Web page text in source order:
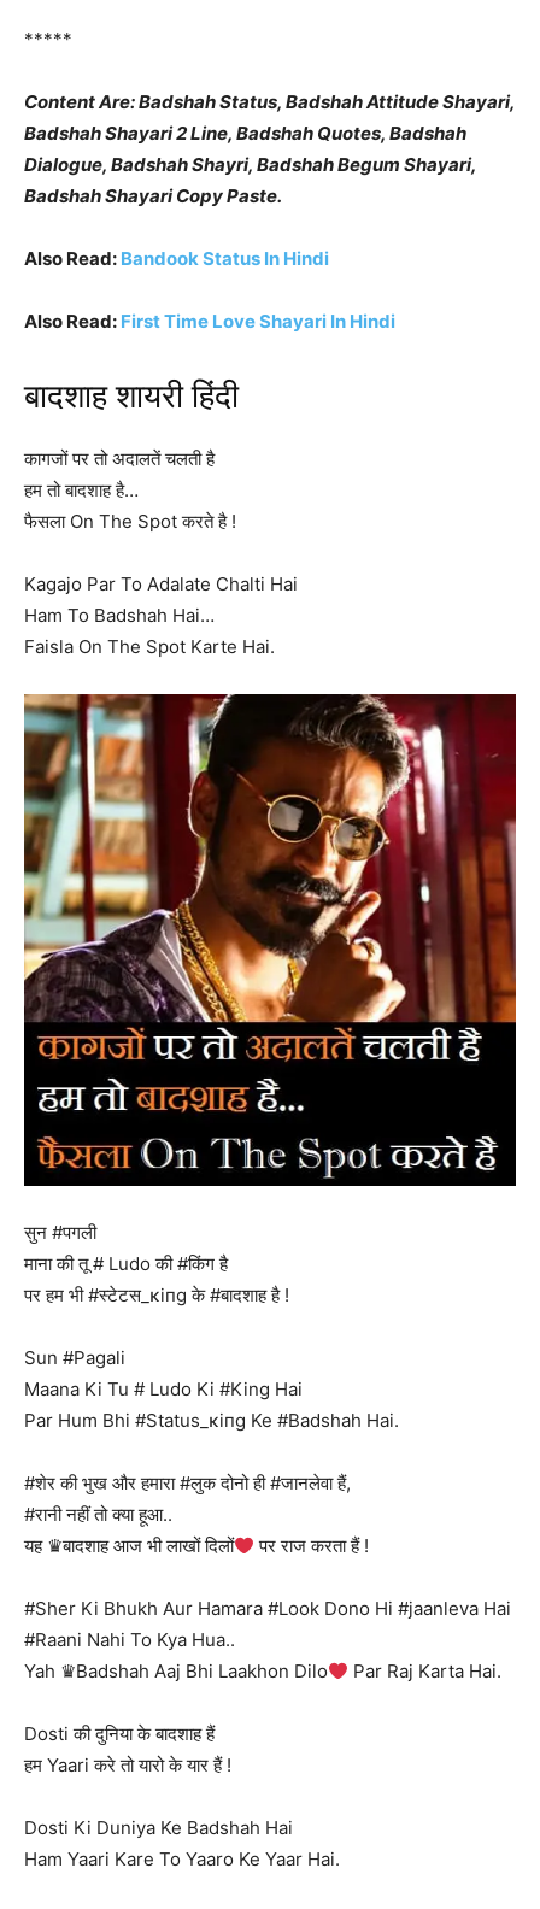
*****
Content Are: Badshah Status, Badshah Attitude Shayari,
Badshah Shayari 2 Line, Badshah Quotes, Badshah
Dialogue, Badshah Shayri, Badshah Begum Shayari,
Badshah Shayari Copy Paste.
Also Read: Bandook Status In Hindi
Also Read: First Time Love Shayari In Hindi
बादशाह शायरी हिंदी
कागजों पर तो अदालतें चलती है
हम तो बादशाह है…
फैसला On The Spot करते है !
Kagajo Par To Adalate Chalti Hai
Ham To Badshah Hai…
Faisla On The Spot Karte Hai.
सुन #पगली
माना की तू # Ludo की #किंग है
पर हम भी #स्टेटस_κiпg के #बादशाह है !
Sun #Pagali
Maana Ki Tu # Ludo Ki #King Hai
Par Hum Bhi #Status_κiпg Ke #Badshah Hai.
#शेर की भुख और हमारा #लुक दोनो ही #जानलेवा हैं,
#रानी नहीं तो क्या हूआ..
यह ♛बादशाह आज भी लाखों दिलों
पर राज करता हैं !
#Sher Ki Bhukh Aur Hamara #Look Dono Hi #jaanleva Hai
#Raani Nahi To Kya Hua..
Yah ♛Badshah Aaj Bhi Laakhon Dilo
Par Raj Karta Hai.
Dosti की दुनिया के बादशाह हैं
हम Yaari करे तो यारो के यार हैं !
Dosti Ki Duniya Ke Badshah Hai
Ham Yaari Kare To Yaaro Ke Yaar Hai.